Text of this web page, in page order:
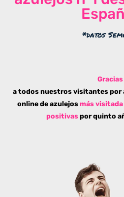
*datos
Gracias
a todos nuestros visitantes por
online de azulejos más visitada
positivaspor quinto